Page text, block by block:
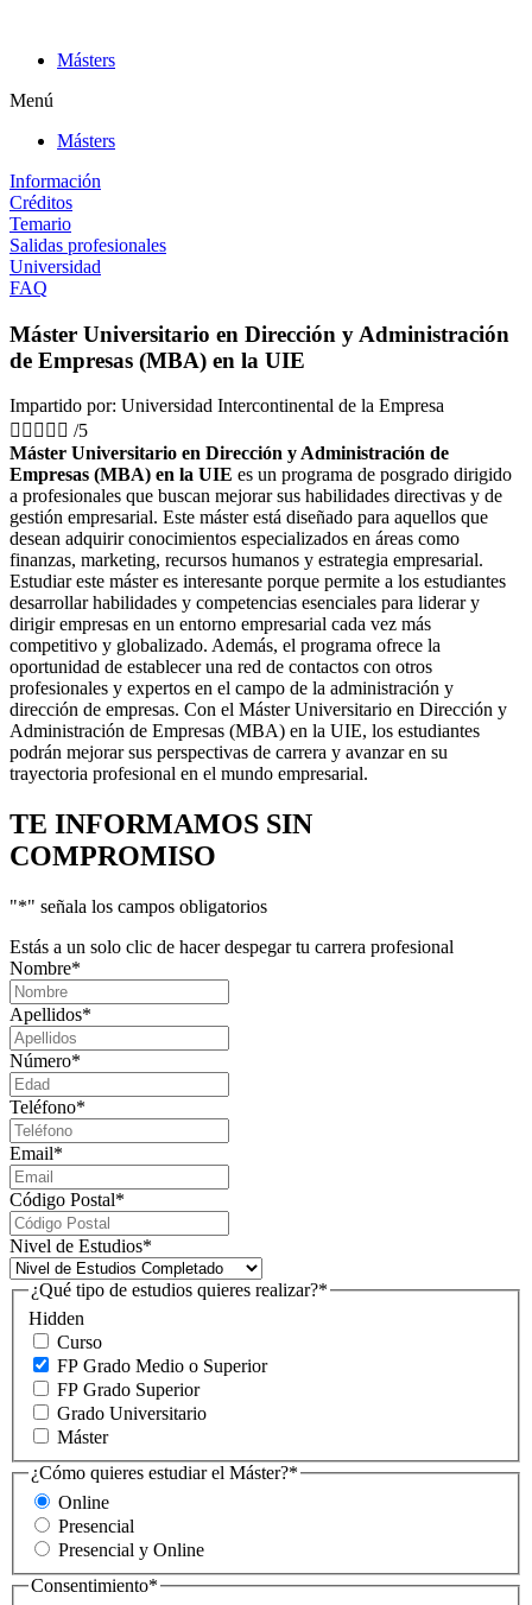
contenidoMásters
Menú
Másters
Información
Créditos
Temario
Salidas profesionales
Universidad
FAQ
Máster Universitario en Dirección y Administración
de Empresas (MBA) en la UIE
Impartido por: Universidad Intercontinental de la Empresa
     /5
Máster Universitario en Dirección y Administración de
Empresas (MBA) en la UIE es un programa de posgrado dirigido
a profesionales que buscan mejorar sus habilidades directivas y de
gestión empresarial. Este máster está diseñado para aquellos que
desean adquirir conocimientos especializados en áreas como
finanzas, marketing, recursos humanos y estrategia empresarial.
Estudiar este máster es interesante porque permite a los estudiantes
desarrollar habilidades y competencias esenciales para liderar y
dirigir empresas en un entorno empresarial cada vez más
competitivo y globalizado. Además, el programa ofrece la
oportunidad de establecer una red de contactos con otros
profesionales y expertos en el campo de la administración y
dirección de empresas. Con el Máster Universitario en Dirección y
Administración de Empresas (MBA) en la UIE, los estudiantes
podrán mejorar sus perspectivas de carrera y avanzar en su
trayectoria profesional en el mundo empresarial.
TE INFORMAMOS SIN
COMPROMISO
"*" señala los campos obligatorios
Estás a un solo clic de hacer despegar tu carrera profesional
Nombre*
Apellidos*
Número*
Teléfono*
Email*
Código Postal*
Nivel de Estudios*
Hidden
¿Qué tipo de estudios quieres realizar?*
Curso
FP Grado Medio o Superior
FP Grado Superior
Grado Universitario
Máster
¿Cómo quieres estudiar el Máster?*
Online
Presencial
Presencial y Online
Consentimiento*